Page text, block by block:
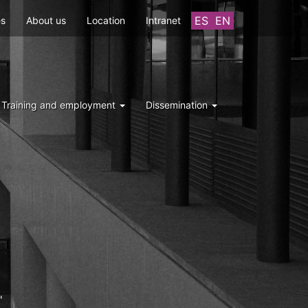
ES EN
About us Location Intranet
Training and employment Dissemination